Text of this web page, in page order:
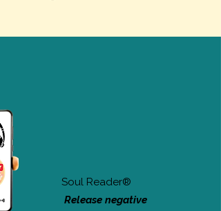
Soul Reader®
Release negative